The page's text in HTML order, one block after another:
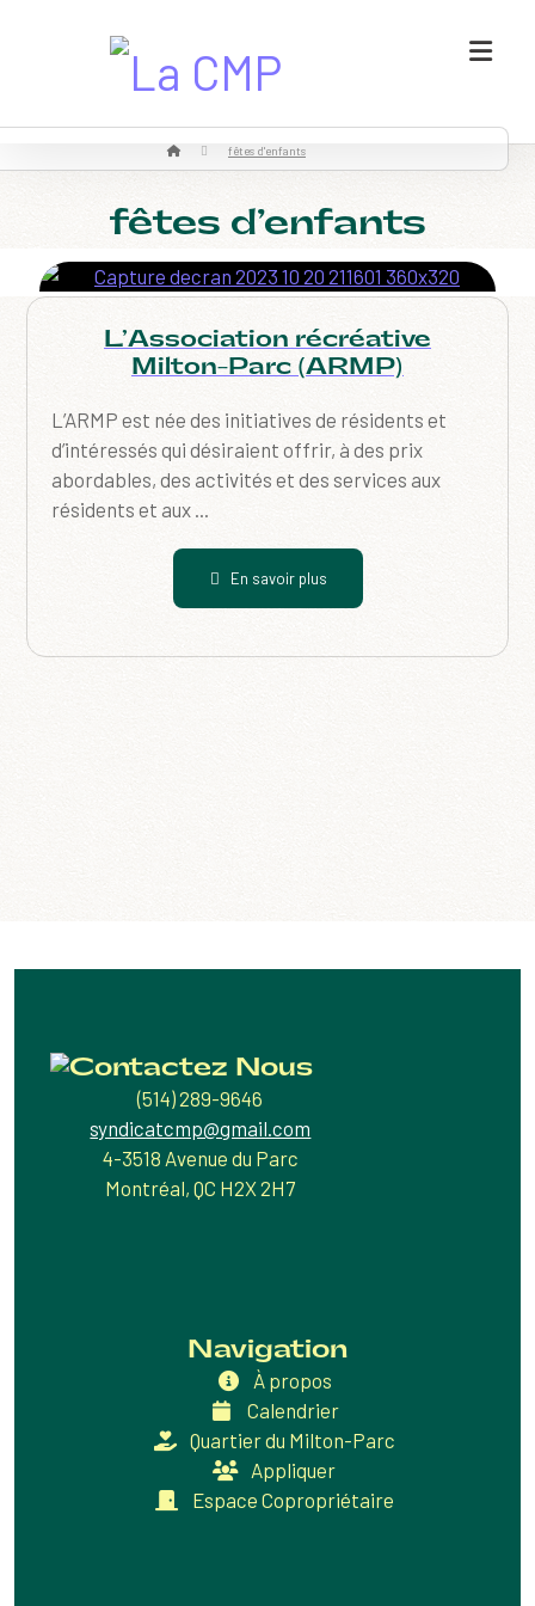
fêtes d’enfants
fêtes d'enfants
L’Association récréative
Milton-Parc (ARMP)
L’ARMP est née des initiatives de résidents et
d’intéressés qui désiraient offrir, à des prix
abordables, des activités et des services aux
résidents et aux ...
En savoir plus
Contactez Nous
(514) 289-9646
syndicatcmp@gmail.com
4-3518 Avenue du Parc
Montréal, QC H2X 2H7
Navigation
À propos
Calendrier
Quartier du Milton-Parc
Appliquer
Espace Copropriétaire